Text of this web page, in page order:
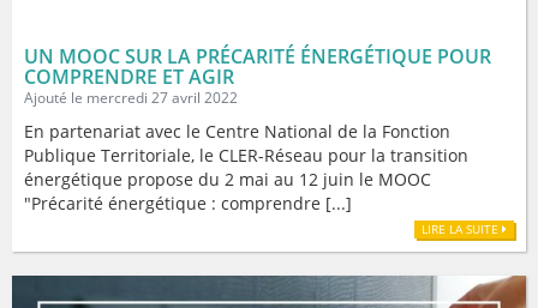
UN MOOC SUR LA PRÉCARITÉ ÉNERGÉTIQUE POUR
COMPRENDRE ET AGIR
Ajouté le mercredi 27 avril 2022
En partenariat avec le Centre National de la Fonction
Publique Territoriale, le CLER-Réseau pour la transition
énergétique propose du 2 mai au 12 juin le MOOC
"Précarité énergétique : comprendre [...]
LIRE LA SUITE